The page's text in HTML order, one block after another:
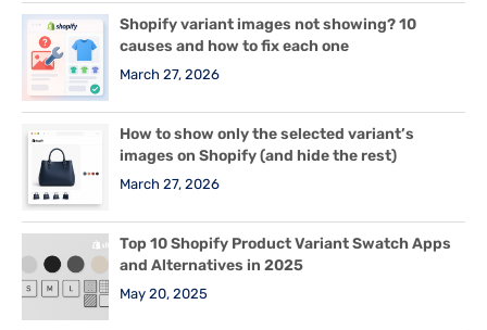
Shopify variant images not showing? 10
causes and how to fix each one
March 27, 2026
How to show only the selected variant’s
images on Shopify (and hide the rest)
March 27, 2026
Top 10 Shopify Product Variant Swatch Apps
and Alternatives in 2025
May 20, 2025